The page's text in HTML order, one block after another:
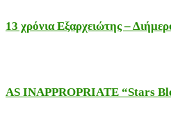
13 χρόνια Εξαρχειώτης –
AS INAPPROPRIATE “Stars